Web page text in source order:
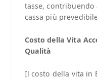
tasse,
cassa più
Costo della Vita
Qualità
Il costo della vita in